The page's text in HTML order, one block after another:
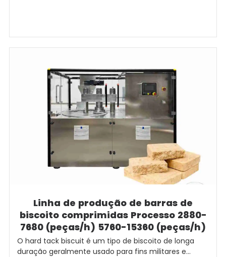
Linha de produção de barras de
biscoito comprimidas Processo 2880-
7680 (peças/h) 5760-15360 (peças/h)
O hard tack biscuit é um tipo de biscoito de longa
duração geralmente usado para fins militares e...